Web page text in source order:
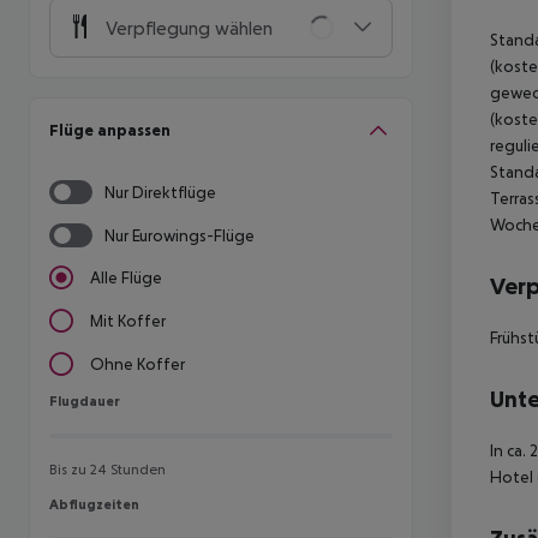
Verpflegung wählen
Flüge anpassen
Nur Direktflüge
Nur Eurowings-Flüge
Alle Flüge
Mit Koffer
Ohne Koffer
Flugdauer
Flugdauer
Bis zu 24 Stunden
Abflugzeiten
Abflugzeiten
In ca.
Hotel